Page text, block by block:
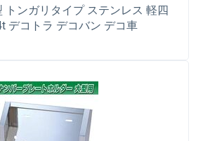
ンガリタイプ ステンレス 軽四
デコトラ デコバン デコ車